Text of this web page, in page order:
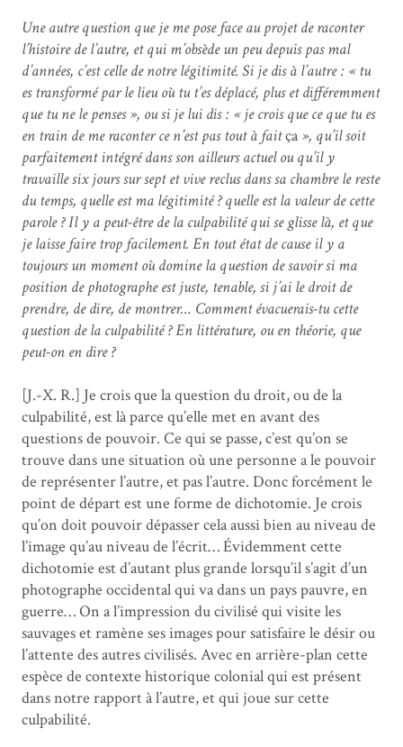
Une autre question que je me pose face au projet de raconter
l’histoire de l’autre, et qui m’obsède un peu depuis pas mal
d’années, c’est celle de notre légitimité. Si je dis à l’autre : « tu
es transformé par le lieu où tu t’es déplacé, plus et différemment
que tu ne le penses », ou si je lui dis : « je crois que ce que tu es
en train de me raconter ce n’est pas tout à faitça», qu’il soit
parfaitement intégré dans son ailleurs actuel ou qu’il y
travaille six jours sur sept et vive reclus dans sa chambre le reste
du temps, quelle est ma légitimité ? quelle est la valeur de cette
parole ? Il y a peut-être de la culpabilité qui se glisse là, et que
je laisse faire trop facilement. En tout état de cause il y a
toujours un moment où domine la question de savoir si ma
position de photographe est juste, tenable, si j’ai le droit de
prendre, de dire, de montrer… Comment évacuerais-tu cette
question de la culpabilité ? En littérature, ou en théorie, que
peut-on en dire ?
[J.-X. R.] Je crois que la question du droit, ou de la
culpabilité, est là parce qu’elle met en avant des
questions de pouvoir. Ce qui se passe, c’est qu’on se
trouve dans une situation où une personne a le pouvoir
de représenter l’autre, et pas l’autre. Donc forcément le
point de départ est une forme de dichotomie. Je crois
qu’on doit pouvoir dépasser cela aussi bien au niveau de
l’image qu’au niveau de l’écrit… Évidemment cette
dichotomie est d’autant plus grande lorsqu’il s’agit d’un
photographe occidental qui va dans un pays pauvre, en
guerre… On a l’impression du civilisé qui visite les
sauvages et ramène ses images pour satisfaire le désir ou
l’attente des autres civilisés. Avec en arrière-plan cette
espèce de contexte historique colonial qui est présent
dans notre rapport à l’autre, et qui joue sur cette
culpabilité.